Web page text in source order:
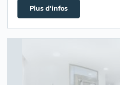
Plus d'infos